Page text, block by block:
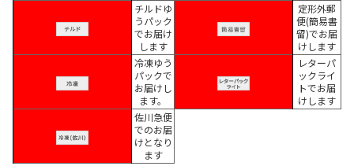
チルドゆ
うパック
でお届け
します
定形外郵
便(簡易書
留)でお届
けします
冷凍ゆう
パックで
お届けし
ます。
レターパ
ックライ
トでお届
けします
佐川急便
でのお届
けとなり
ます